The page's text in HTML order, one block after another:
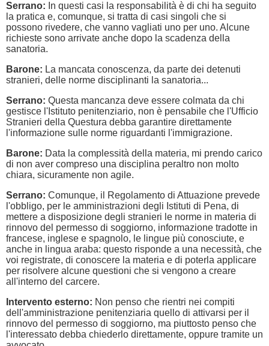
Serrano: In questi casi la responsabilità è di chi ha seguito
la pratica e, comunque, si tratta di casi singoli che si
possono rivedere, che vanno vagliati uno per uno. Alcune
richieste sono arrivate anche dopo la scadenza della
sanatoria.
Barone: La mancata conoscenza, da parte dei detenuti
stranieri, delle norme disciplinanti la sanatoria...
Serrano: Questa mancanza deve essere colmata da chi
gestisce l'Istituto penitenziario, non è pensabile che l'Ufficio
Stranieri della Questura debba garantire direttamente
l'informazione sulle norme riguardanti l'immigrazione.
Barone: Data la complessità della materia, mi prendo carico
di non aver compreso una disciplina peraltro non molto
chiara, sicuramente non agile.
Serrano: Comunque, il Regolamento di Attuazione prevede
l'obbligo, per le amministrazioni degli Istituti di Pena, di
mettere a disposizione degli stranieri le norme in materia di
rinnovo del permesso di soggiorno, informazione tradotte in
francese, inglese e spagnolo, le lingue più conosciute, e
anche in lingua araba: questo risponde a una necessità, che
voi registrate, di conoscere la materia e di poterla applicare
per risolvere alcune questioni che si vengono a creare
all'interno del carcere.
Intervento esterno: Non penso che rientri nei compiti
dell'amministrazione penitenziaria quello di attivarsi per il
rinnovo del permesso di soggiorno, ma piuttosto penso che
l'interessato debba chiederlo direttamente, oppure tramite un